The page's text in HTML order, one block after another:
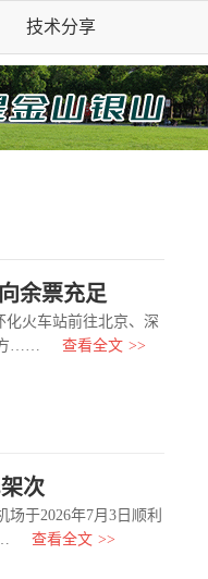
技术分享
余票充足
火车站前往北京、深
方……
查看全文 >>
次
于2026年7月3日顺利
查看全文 >>